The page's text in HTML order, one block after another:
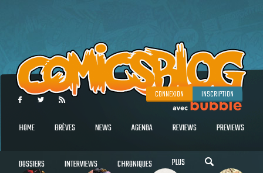
CONNEXION INSCRIPTION
HOME BRÈVES NEWS AGENDA REVIEWS PREVIEWS
DOSSIERS INTERVIEWS CHRONIQUES PLUS